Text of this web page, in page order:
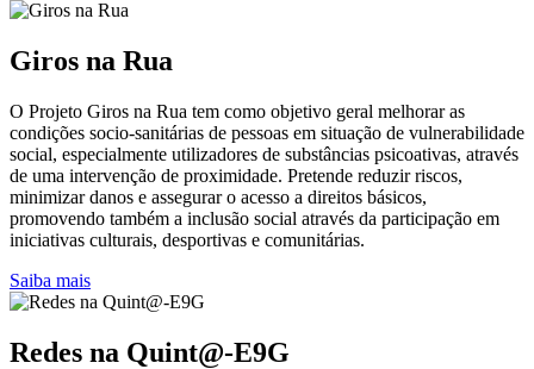
Giros na Rua
O Projeto Giros na Rua tem como objetivo geral melhorar as
condições socio-sanitárias de pessoas em situação de vulnerabilidade
social, especialmente utilizadores de substâncias psicoativas, através
de uma intervenção de proximidade. Pretende reduzir riscos,
minimizar danos e assegurar o acesso a direitos básicos,
promovendo também a inclusão social através da participação em
iniciativas culturais, desportivas e comunitárias.
Saiba mais
Redes na Quint@-E9G